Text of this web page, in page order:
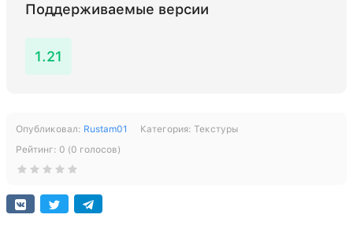
Поддерживаемые версии
1.21
Опубликовал: Rustam01 Категория: Текстуры
Рейтинг: 0 (0 голосов)